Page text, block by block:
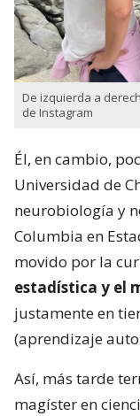
De izquierda a
de Instagram
Él, en cambio,
Universidad de
neurobiología y
Columbia en
movido por la
estadística y el
justamente en
(aprendizaje
Así, más tarde
magíster en